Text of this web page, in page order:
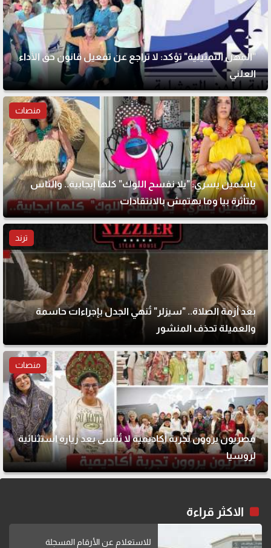
"المهن التمثيلية" تؤكد: لا تراجع عن تفعيل قانون حق الأداء
العلني
منصات
ياسمين يسري: "يلا نفسح اللوك" كلها إيجابية.. والناس
متأثرة بيا وما بهتمش بالانتقادات
ترند
بعد أزمة الصلاة.. "سيزلر" تُنهي الجدل بإجراءات حاسمة
والعميلة تحذف المنشور
منصات
مصريون يروون تجربة أكاديمية لا تُنسى بعد زيارة استثنائية
لروسيا
الاكثر قراءة
للاستعلام عن الأرقام المسجلة